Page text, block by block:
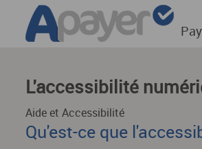
L'accessibilité
Aide et Accessibilité
Qu'est-ce que